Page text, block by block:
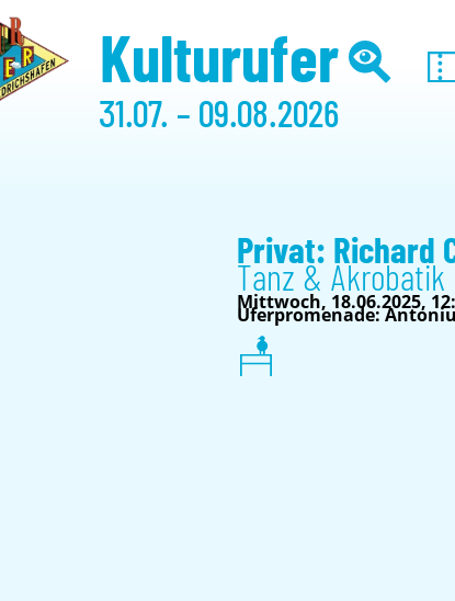
Kulturufer
31.07. – 09.08.2026
Privat: Richard
Tanz & Akrobatik
Mittwoch, 18.06.2025,
Uferpromenade: